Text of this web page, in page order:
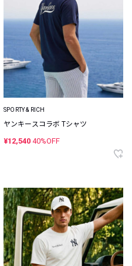
SPORTY & RICH
ヤンキースコラボ Tシャツ
¥12,540 40%OFF